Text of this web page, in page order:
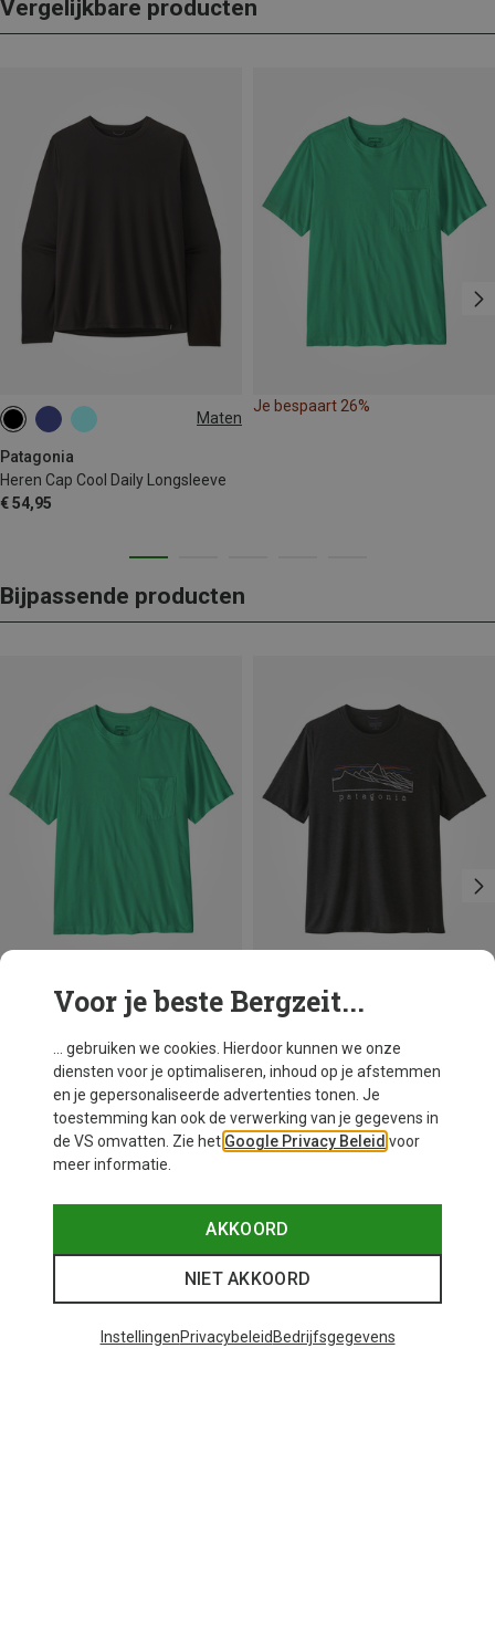
Vergelijkbare producten
Maten
Patagonia
Heren Cap Cool Daily Longsleeve
€ 54,95
S M L
Je bespaart 26%
Bijpassende producten
Je bespaart 26%
Patagonia
€ 59,95
S M L
Voor je beste Bergzeit...
... gebruiken we cookies. Hierdoor kunnen we onze
diensten voor je optimaliseren, inhoud op je afstemmen
en je gepersonaliseerde advertenties tonen. Je
toestemming kan ook de verwerking van je gegevens in
de VS omvatten. Zie het Google Privacy Beleid voor
meer informatie.
AKKOORD
NIET AKKOORD
InstellingenPrivacybeleid Bedrijfsgegevens